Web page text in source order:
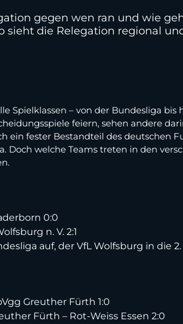
gegen wen ran und wie
sieht die Relegation regional
Spielklassen – von der Bundesliga
feiern, sehen andere
ein fester Bestandteil des deutschen
Doch welche Teams treten in den
0:0
n. V. 2:1
auf, der VfL Wolfsburg in die 2.
Greuther Fürth 1:0
Fürth – Rot-Weiss Essen 2:0